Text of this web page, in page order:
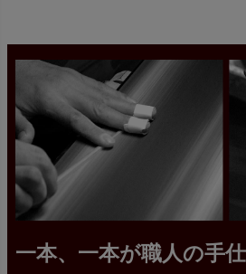
一本、一本が職人の手